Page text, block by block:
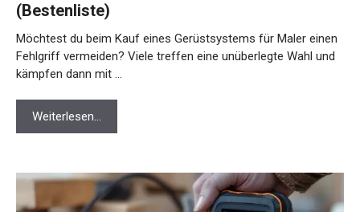
(Bestenliste)
Möchtest du beim Kauf eines Gerüstsystems für Maler einen
Fehlgriff vermeiden? Viele treffen eine unüberlegte Wahl und
kämpfen dann mit …
Weiterlesen…